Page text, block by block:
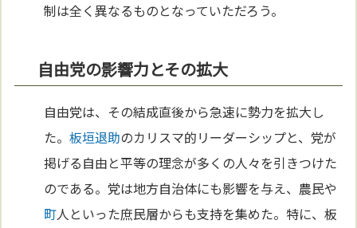
制は全く異なるものとなっていただろう。
自由党の影響力とその拡大
自由党は、その結成直後から急速に勢力を拡大し
た。板垣退助のカリスマ的リーダーシップと、党が
掲げる自由と平等の理念が多くの人々を引きつけた
のである。党は地方自治体にも影響を与え、農民や
町人といった庶民層からも支持を集めた。特に、板